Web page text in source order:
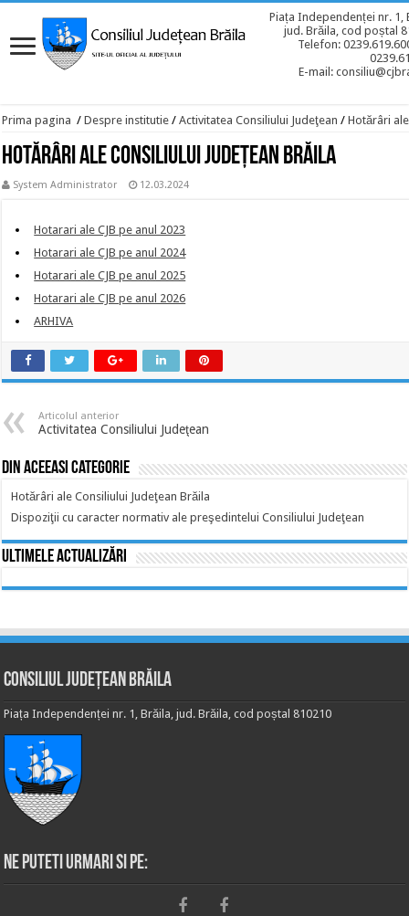
Piața Independenței nr. 1,
jud. Brăila, cod poștal
Telefon:
E-mail:
Prima pagina / Despre institutie / Activitatea Consiliului Judeţean / Hotărâri
Hotărâri ale Consiliului Judeţean Brăila
System Administrator 12.03.2024
Hotarari ale CJB pe anul 2023
Hotarari ale CJB pe anul 2024
Hotarari ale CJB pe anul 2025
Hotarari ale CJB pe anul 2026
ARHIVA
Articolul anterior
Activitatea Consiliului Judeţean
Din aceeasi categorie
Hotărâri ale Consiliului Judeţean Brăila
Dispoziţii cu caracter normativ ale preşedintelui Consiliului Judeţean
Ultimele actualizări
Consiliul Județean Brăila
Piața Independenței nr. 1, Brăila, jud. Brăila, cod poștal 810210
Ne puteti urmari si pe: